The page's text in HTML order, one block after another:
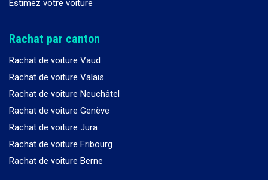
Estimez votre voiture
Rachat par canton
Rachat de voiture Vaud
Rachat de voiture Valais
Rachat de voiture Neuchâtel
Rachat de voiture Genève
Rachat de voiture Jura
Rachat de voiture Fribourg
Rachat de voiture Berne